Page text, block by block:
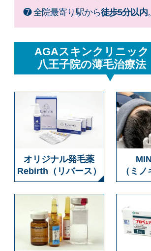
❼ 全院最寄り駅から徒歩5分以内。
AGAスキンクリニック
八王子院の薄毛治療法
オリジナル発毛薬
Rebirth（リバース）
（ミ